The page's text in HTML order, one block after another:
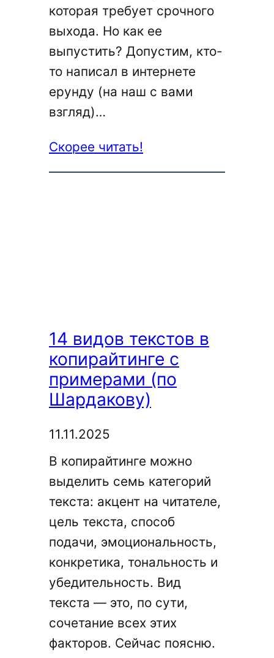
которая требует срочного
выхода. Но как ее
выпустить? Допустим, кто-
то написал в интернете
ерунду (на наш с вами
взгляд)…
Скорее читать!
14 видов текстов в
копирайтинге с
примерами (по
Шардакову)
11.11.2025
В копирайтинге можно
выделить семь категорий
текста: акцент на читателе,
цель текста, способ
подачи, эмоциональность,
конкретика, тональность и
убедительность. Вид
текста — это, по сути,
сочетание всех этих
факторов. Сейчас поясню.